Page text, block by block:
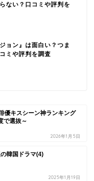
ない？口コミや評判を
ョン』は面白い？つま
ミや評判を調査
優キスシーン神ランキング
で選抜～
2026年1月5日
韓国ドラマ(4)
2025年1月19日